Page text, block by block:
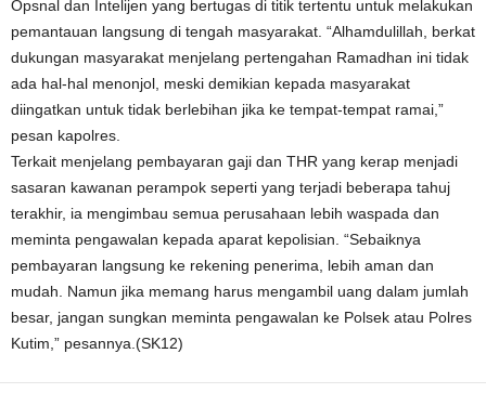
Opsnal dan Intelijen yang bertugas di titik tertentu untuk melakukan
pemantauan langsung di tengah masyarakat. “Alhamdulillah, berkat
dukungan masyarakat menjelang pertengahan Ramadhan ini tidak
ada hal-hal menonjol, meski demikian kepada masyarakat
diingatkan untuk tidak berlebihan jika ke tempat-tempat ramai,”
pesan kapolres.
Terkait menjelang pembayaran gaji dan THR yang kerap menjadi
sasaran kawanan perampok seperti yang terjadi beberapa tahuj
terakhir, ia mengimbau semua perusahaan lebih waspada dan
meminta pengawalan kepada aparat kepolisian. “Sebaiknya
pembayaran langsung ke rekening penerima, lebih aman dan
mudah. Namun jika memang harus mengambil uang dalam jumlah
besar, jangan sungkan meminta pengawalan ke Polsek atau Polres
Kutim,” pesannya.(SK12)